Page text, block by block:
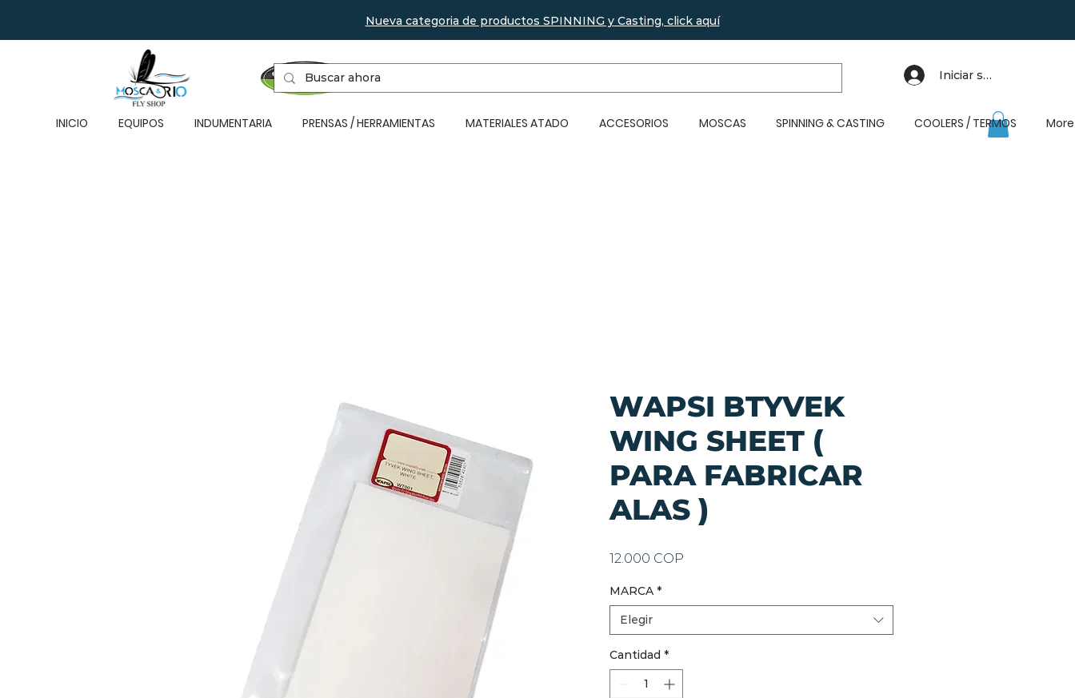
Nueva categoria de productos SPINNING y Casting, click aquí
Iniciar sesión
INICIO EQUIPOS INDUMENTARIA PRENSAS / HERRAMIENTAS MATERIALES ATADO ACCESORIOS MOSCAS SPINNING & CASTING COOLERS / TERMOS More
WAPSI BTYVEK
WING SHEET (
PARA FABRICAR
ALAS )
12.000 COP
MARCA *
Elegir
Cantidad *